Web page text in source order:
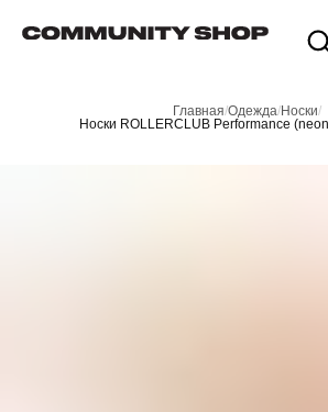
Главная/Одежда/Носки/
Носки ROLLERCLUB Performance